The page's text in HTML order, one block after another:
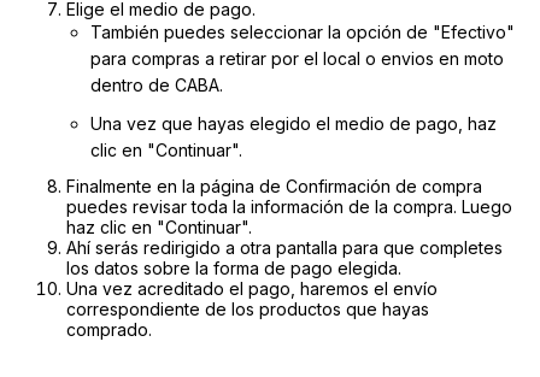
Elige el medio de pago.
También puedes seleccionar la opción de "Efectivo"
para compras a retirar por el local o envios en moto
dentro de CABA.
Una vez que hayas elegido el medio de pago, haz
clic en "Continuar".
Finalmente en la página de Confirmación de compra
puedes revisar toda la información de la compra. Luego
haz clic en "Continuar".
Ahí serás redirigido a otra pantalla para que completes
los datos sobre la forma de pago elegida.
Una vez acreditado el pago, haremos el envío
correspondiente de los productos que hayas
comprado.